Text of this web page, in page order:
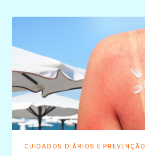
CUIDADOS DIÁRIOS E PREVENÇÃO